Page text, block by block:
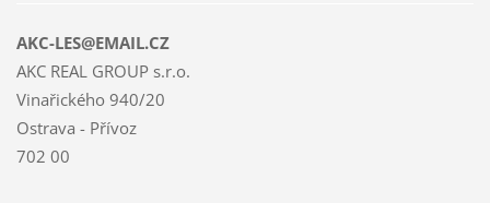
AKC-LES@EMAIL.CZ
AKC REAL GROUP s.r.o.
Vinařického 940/20
Ostrava - Přívoz
702 00